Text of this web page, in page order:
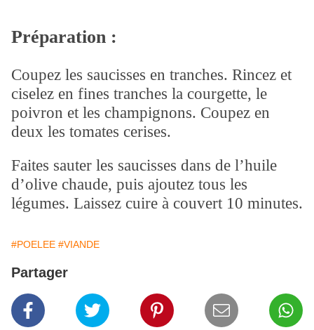
Préparation :
Coupez les saucisses en tranches. Rincez et
ciselez en fines tranches la courgette, le
poivron et les champignons. Coupez en
deux les tomates cerises.
Faites sauter les saucisses dans de l’huile
d’olive chaude, puis ajoutez tous les
légumes. Laissez cuire à couvert 10 minutes.
#POELEE #VIANDE
Partager